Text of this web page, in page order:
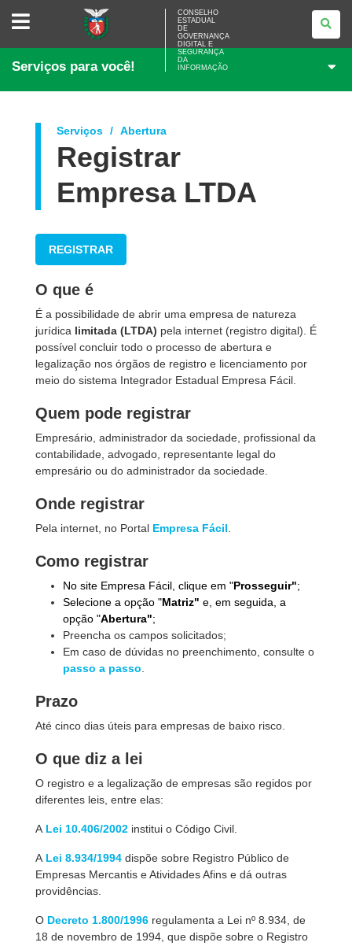
CONSELHO
ESTADUAL
GOVERNANÇA
E
DA
CONSELHO
ESTADUAL
DE
GOVERNANÇA
DIGITAL E
SEGURANÇA
DA
INFORMAÇÃO
Serviços para você!
Serviços Abertura
Registrar
Empresa LTDA
REGISTRAR
O que é
É a possibilidade de abrir uma empresa de natureza
jurídica limitada (LTDA) pela internet (registro digital). É
possível concluir todo o processo de abertura e
legalização nos órgãos de registro e licenciamento por
meio do sistema Integrador Estadual Empresa Fácil.
Quem pode registrar
Empresário, administrador da sociedade, profissional da
contabilidade, advogado, representante legal do
empresário ou do administrador da sociedade.
Onde registrar
Pela internet, no Portal Empresa Fácil
Como registrar
No site Empresa Fácil, clique em "Prosseguir";
Selecione a opção "Matriz" e, em seguida, a
opção "Abertura";
Preencha os campos solicitados;
Em caso de dúvidas no preenchimento, consulte o
passo a passo
Prazo
Até cinco dias úteis para empresas de baixo risco.
O que diz a lei
O registro e a legalização de empresas são regidos por
diferentes leis, entre elas:
A Lei 10.406/2002 institui o Código Civil.
A Lei 8.934/1994 dispõe sobre Registro Público de
Empresas Mercantis e Atividades Afins e dá outras
providências.
O Decreto 1.800/1996 regulamenta a Lei nº 8.934, de
18 de novembro de 1994, que dispõe sobre o Registro